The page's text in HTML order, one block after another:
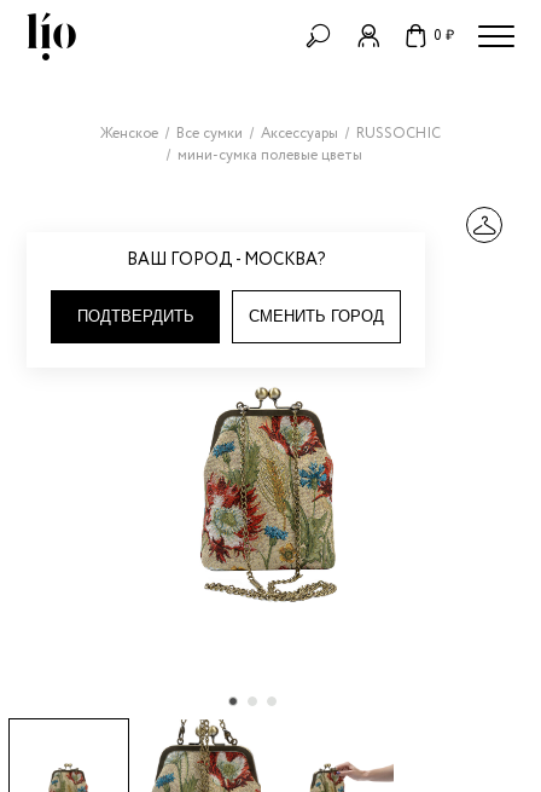
0 ₽
ВАШ ГОРОД - МОСКВА?
ПОДТВЕРДИТЬ СМЕНИТЬ ГОРОД
Женское Все сумки Аксессуары
RUSSOCHIC
мини-сумка полевые цветы